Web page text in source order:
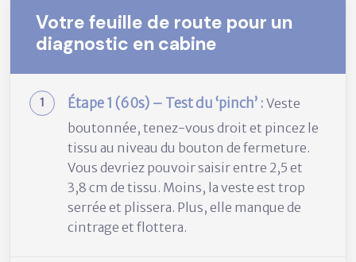
Votre feuille de route pour un
diagnostic en cabine
Étape 1 (60s) – Test du ‘pinch’ : Veste
boutonnée, tenez-vous droit et pincez le
tissu au niveau du bouton de fermeture.
Vous devriez pouvoir saisir entre 2,5 et
3,8 cm de tissu. Moins, la veste est trop
serrée et plissera. Plus, elle manque de
cintrage et flottera.